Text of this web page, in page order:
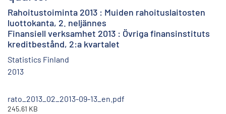
Rahoitustoiminta 2013 : Muiden rahoituslaitosten
luottokanta, 2. neljännes
Finansiell verksamhet 2013 : Övriga finansinstituts
kreditbestånd, 2:a kvartalet
Statistics Finland
2013
rato_2013_02_2013-09-13_en.pdf
245.61 KB